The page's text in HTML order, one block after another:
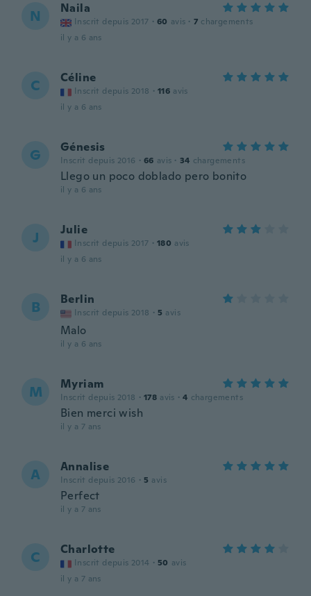
N Naila
Inscrit depuis 2017 · 60 avis · 7 chargements
il y a 6 ans
C Céline
Inscrit depuis 2018 · 116 avis
il y a 6 ans
G Génesis
Inscrit depuis 2016 · 66 avis · 34 chargements
Llego un poco doblado pero bonito
il y a 6 ans
J Julie
Inscrit depuis 2017 · 180 avis
il y a 6 ans
B Berlin
Inscrit depuis 2018 · 5 avis
Malo
il y a 6 ans
M Myriam
Inscrit depuis 2018 · 178 avis · 4 chargements
Bien merci wish
il y a 7 ans
A Annalise
Inscrit depuis 2016 · 5 avis
Perfect
il y a 7 ans
C Charlotte
Inscrit depuis 2014 · 50 avis
il y a 7 ans